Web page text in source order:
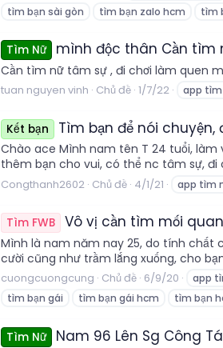
tìm bạn sài gòn
tìm bạn zalo hcm tìm
Tìm Nữ mình độc thân Cần tìm
Cần tìm nữ tâm sự , đi chơi làm quen
tuan nguyen vinh Chủ đề 1/7/22 app tìm
Kết bạn Tìm bạn để nói chuyện,
Chào ace Mình nam tên T 24 tuổi,
thêm bạn cho vui, có thể nc tâm sự, đi
Congthanh2602 Chủ đề 4/1/21 app tìm
Tìm FWB Vô vị cần tìm mối
Mình là nam năm nay 25, do tính chất
cười cũng như trầm lắng xuống, cho
cuongcuongcung Chủ đề 6/9/20 app
tìm bạn gái
tìm bạn gái hcm tìm bạn
Tìm Nữ Nam 96 Lên Sg Công